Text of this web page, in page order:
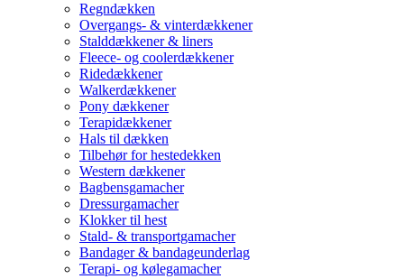
Regndækken
Overgangs- & vinterdækkener
Stalddækkener & liners
Fleece- og coolerdækkener
Ridedækkener
Walkerdækkener
Pony dækkener
Terapidækkener
Hals til dækken
Tilbehør for hestedekken
Western dækkener
Bagbensgamacher
Dressurgamacher
Klokker til hest
Stald- & transportgamacher
Bandager & bandageunderlag
Terapi- og kølegamacher